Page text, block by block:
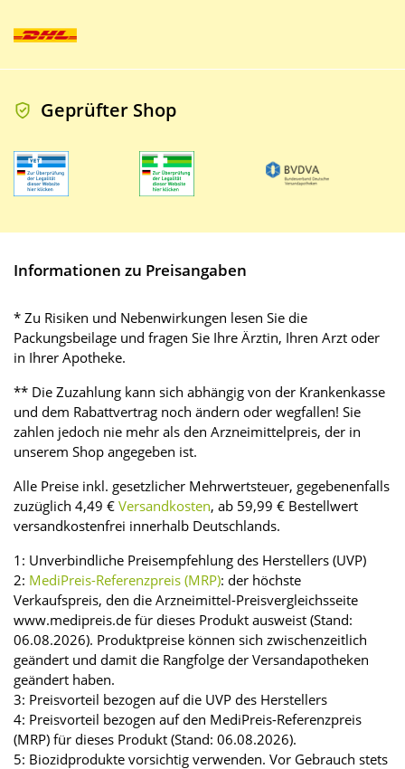
Geprüfter Shop
Informationen zu Preisangaben
* Zu Risiken und Nebenwirkungen lesen Sie die
Packungsbeilage und fragen Sie Ihre Ärztin, Ihren Arzt oder
in Ihrer Apotheke.
** Die Zuzahlung kann sich abhängig von der Krankenkasse
und dem Rabattvertrag noch ändern oder wegfallen! Sie
zahlen jedoch nie mehr als den Arzneimittelpreis, der in
unserem Shop angegeben ist.
Alle Preise inkl. gesetzlicher Mehrwertsteuer, gegebenenfalls
zuzüglich 4,49 € Versandkosten, ab 59,99 € Bestellwert
versandkostenfrei innerhalb Deutschlands.
1: Unverbindliche Preisempfehlung des Herstellers (UVP)
2: MediPreis-Referenzpreis (MRP): der höchste
Verkaufspreis, den die Arzneimittel-Preisvergleichsseite
www.medipreis.de für dieses Produkt ausweist (Stand:
06.08.2026). Produktpreise können sich zwischenzeitlich
geändert und damit die Rangfolge der Versandapotheken
geändert haben.
3: Preisvorteil bezogen auf die UVP des Herstellers
4: Preisvorteil bezogen auf den MediPreis-Referenzpreis
(MRP) für dieses Produkt (Stand: 06.08.2026).
5: Biozidprodukte vorsichtig verwenden. Vor Gebrauch stets